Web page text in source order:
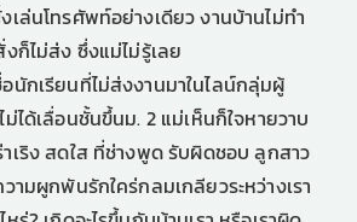
เล่นโทรศัพท์อย่างเดียว งานบ้านไม่ทำ
ก็ไม่ส่ง ซึ่งแม่ไม่รู้เลย
นักเรียนที่ไม่ส่งงานมาในไลน์กลุ่มผู้
ได้เลื่อนชั้นขึ้นม. 2 แม่เห็นก็ใจหายวาบ
เริง สดใส ที่ช่างพูด รับผิดชอบ ลูกสาว
ามผูกพันรักใคร่กลมเกลียวระหว่างเรา